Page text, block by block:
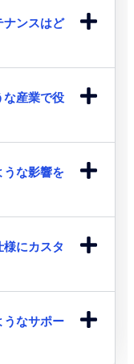
ンスはど
産業で役
うな影響を
にカスタ
なサポー